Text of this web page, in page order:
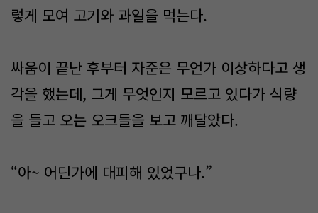
렇게 모여 고기와 과일을 먹는다.
싸움이 끝난 후부터 자준은 무언가 이상하다고 생
각을 했는데, 그게 무엇인지 모르고 있다가 식량
을 들고 오는 오크들을 보고 깨달았다.
“아~ 어딘가에 대피해 있었구나.”